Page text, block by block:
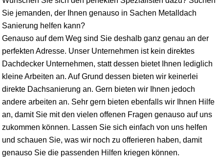
Sie jemanden, der Ihnen genauso in Sachen Metalldach
Sanierung helfen kann?
Genauso auf dem Weg sind Sie deshalb ganz genau an der
perfekten Adresse. Unser Unternehmen ist kein direktes
Dachdecker Unternehmen, statt dessen bietet Ihnen lediglich
kleine Arbeiten an. Auf Grund dessen bieten wir keinerlei
direkte Dachsanierung an. Gern bieten wir Ihnen jedoch
andere arbeiten an. Sehr gern bieten ebenfalls wir Ihnen Hilfe
an, damit Sie mit den vielen offenen Fragen genauso auf uns
zukommen können. Lassen Sie sich einfach von uns helfen
und schauen Sie, was wir noch zu offerieren haben, damit
genauso Sie die passenden Hilfen kriegen können.